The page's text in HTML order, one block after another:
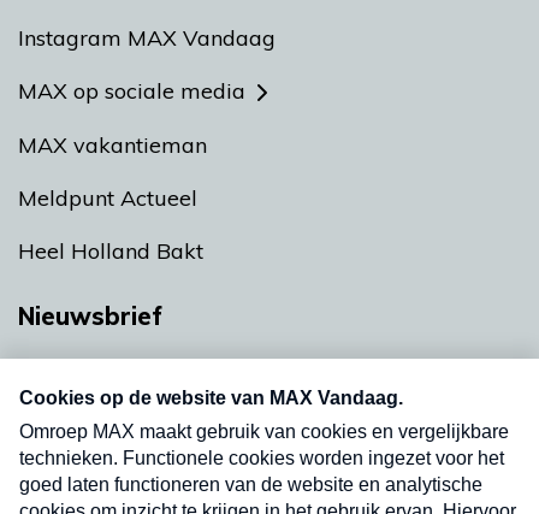
Instagram MAX Vandaag
MAX op sociale media
MAX vakantieman
Meldpunt Actueel
Heel Holland Bakt
Nieuwsbrief
nieuwsbrief. Elke vrijdag- en dinsdagochtend in
uw mailbox.
Verzend